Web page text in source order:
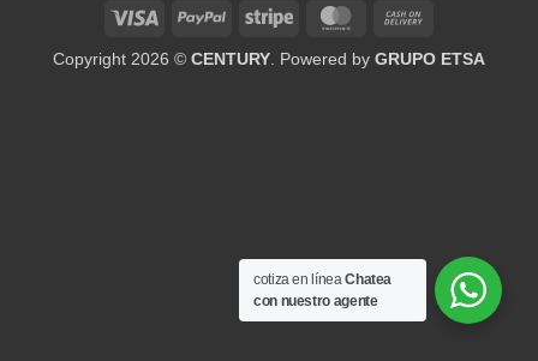
Visa PayPal Stripe MasterCard
Delivery
Copyright 2026 © CENTURY. Powered by GRUPO ETSA
cotiza en líneaChatea
con nuestro agente